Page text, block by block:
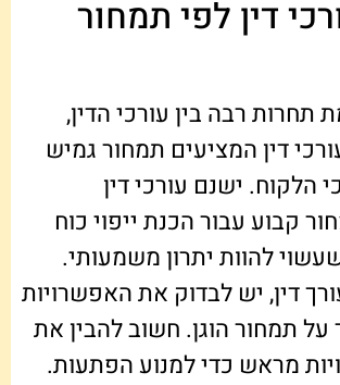
דין לפי תמחור
תחרות רבה בין עורכי הדין,
דין המציעים תמחור גמיש
הלקוח. ישנם עורכי דין
קבוע עבור הכנת ייפוי כוח
להוות יתרון משמעותי.
דין, יש לבדוק את האפשרויות
על תמחור הוגן. חשוב להבין את
מראש כדי למנוע הפתעות.